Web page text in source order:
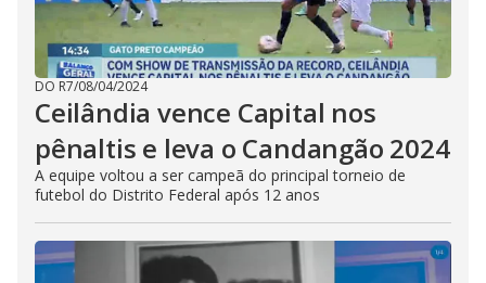
DO R7/08/04/2024
Ceilândia vence Capital nos
pênaltis e leva o Candangão 2024
A equipe voltou a ser campeã do principal torneio de
futebol do Distrito Federal após 12 anos